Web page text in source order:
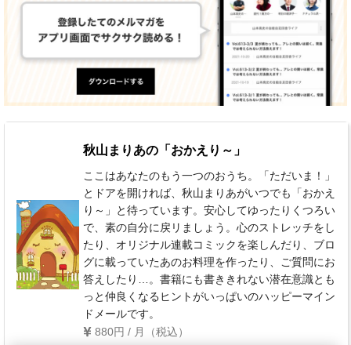
秋山まりあの「おかえり～」
ここはあなたのもう一つのおうち。「ただいま！」
とドアを開ければ、秋山まりあがいつでも「おかえ
り～」と待っています。安心してゆったりくつろい
で、素の自分に戻リましょう。心のストレッチをし
たり、オリジナル連載コミックを楽しんだり、ブロ
グに載っていたあのお料理を作ったり、ご質問にお
答えしたり…。書籍にも書ききれない潜在意識とも
っと仲良くなるヒントがいっぱいのハッピーマイン
ドメールです。
880円 / 月（税込）